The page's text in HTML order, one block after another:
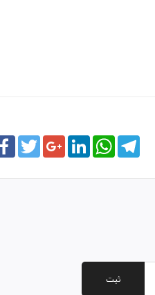
FacebookTwitterGoogle+LinkedInWhatsApp
ثبت